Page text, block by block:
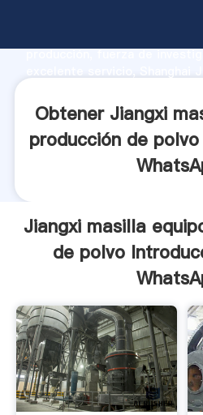
producción, fuerza de
aporta valores a todos los
Obtener Jiangxi
producción de
Jiangxi masilla
de polvo